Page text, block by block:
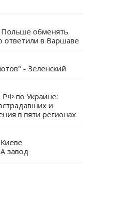
Польше обменять
ответили в Варшаве
- Зеленский
по Украине:
и
в пяти регионах
завод